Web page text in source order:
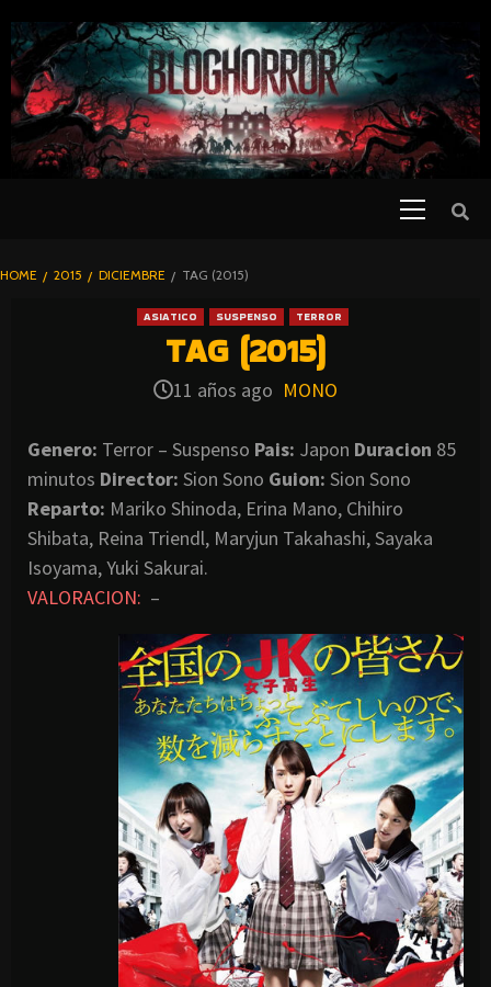
TO
CONTENT
BLOGHORROR
HOME 2015 DICIEMBRE TAG (2015)
ASIATICO SUSPENSO TERROR
TAG (2015)
11 años ago MONO
Genero: Terror – Suspenso Pais: Japon Duracion 85
minutos Director: Sion Sono Guion: Sion Sono
Reparto: Mariko Shinoda, Erina Mano, Chihiro
Shibata, Reina Triendl, Maryjun Takahashi, Sayaka
Isoyama, Yuki Sakurai.
VALORACION: –